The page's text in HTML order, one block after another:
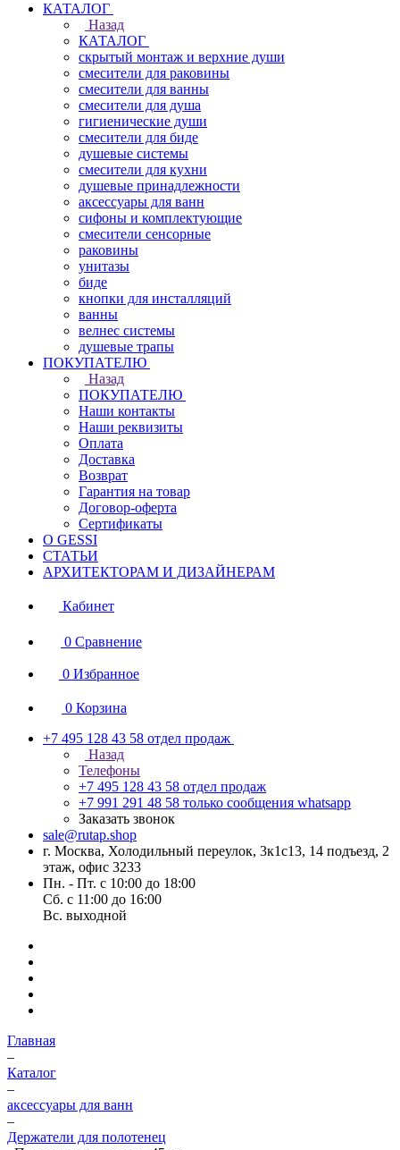
КАТАЛОГ
Назад
КАТАЛОГ
скрытый монтаж и верхние души
смесители для раковины
смесители для ванны
смесители для душа
гигиенические души
смесители для биде
душевые системы
смесители для кухни
душевые принадлежности
аксессуары для ванн
сифоны и комплектующие
смесители сенсорные
раковины
унитазы
биде
кнопки для инсталляций
ванны
велнес системы
душевые трапы
ПОКУПАТЕЛЮ
Назад
ПОКУПАТЕЛЮ
Наши контакты
Наши реквизиты
Оплата
Доставка
Возврат
Гарантия на товар
Договор-оферта
Сертификаты
О GESSI
СТАТЬИ
АРХИТЕКТОРАМ И ДИЗАЙНЕРАМ
Кабинет
0 Сравнение
0 Избранное
0 Корзина
+7 495 128 43 58 отдел продаж
Назад
Телефоны
+7 495 128 43 58 отдел продаж
+7 991 291 48 58 только сообщения whatsapp
Заказать звонок
sale@rutap.shop
г. Москва, Холодильный переулок, 3к1с13, 14 подъезд, 2
этаж, офис 3233
Пн. - Пт. с 10:00 до 18:00
Сб. с 11:00 до 16:00
Вс. выходной
Главная
–
Каталог
–
аксессуары для ванн
–
Держатели для полотенец